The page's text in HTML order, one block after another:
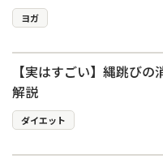
ヨガ
【実はすごい】縄跳び
解説
ダイエット